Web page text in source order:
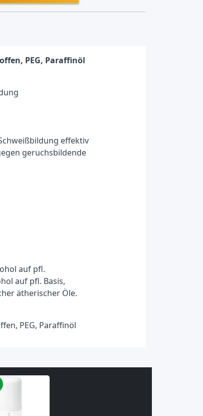
PEG, Paraffinöl
effektiv
geruchsbildende
auf pfl.
auf pfl. Basis,
ätherischer Öle.
PEG, Paraffinöl